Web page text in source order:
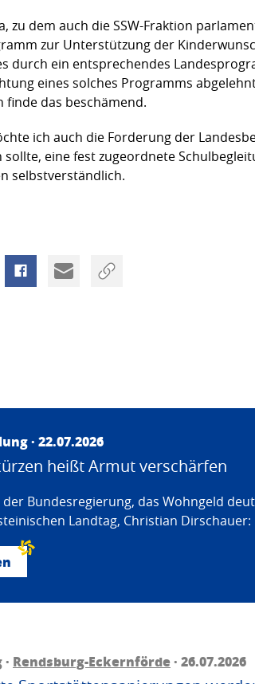
zu dem auch die SSW-Fraktion
zur Unterstützung der
durch ein entsprechendes
eines solches Programms
finde das beschämend.
ich auch die Forderung der
eine fest zugeordnete
selbstverständlich.
· 22.07.2026
heißt Armut verschärfen
der Bundesregierung, das Wohngeld
Landtag, Christian Dirschauer:
Rendsburg-Eckernförde· 26.07.2026